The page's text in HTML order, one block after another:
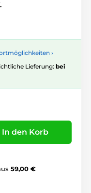
›
Lieferung: bei
In den Korb
59,00 €